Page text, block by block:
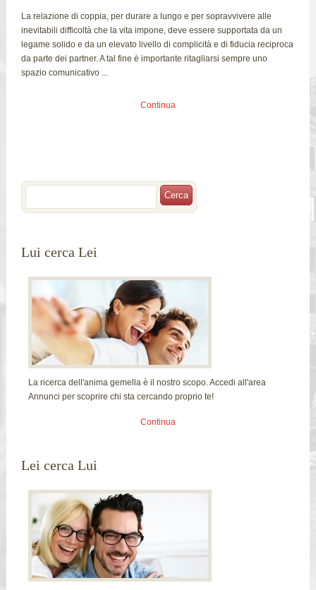
La relazione di coppia, per durare a lungo e per sopravvivere alle
inevitabili difficoltà che la vita impone, deve essere supportata da un
legame solido e da un elevato livello di complicità e di fiducia reciproca
da parte dei partner. A tal fine è importante ritagliarsi sempre uno
spazio comunicativo ...
Continua
Lui cerca Lei
La ricerca dell'anima gemella è il nostro scopo. Accedi all'area
Annunci per scoprire chi sta cercando proprio te!
Continua
Lei cerca Lui